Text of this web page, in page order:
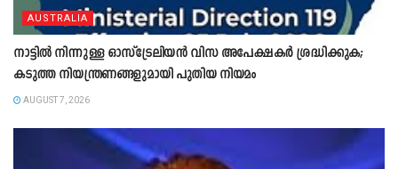
AUSTRALIA
നാട്ടിൽ നിന്നുള്ള ഓസ്‌ട്രേലിയൻ വിസ അപേക്ഷകർ ശ്രദ്ധിക്കുക;
കടുത്ത നിയന്ത്രണങ്ങളുമായി പുതിയ നിയമം
AUGUST 7, 2026